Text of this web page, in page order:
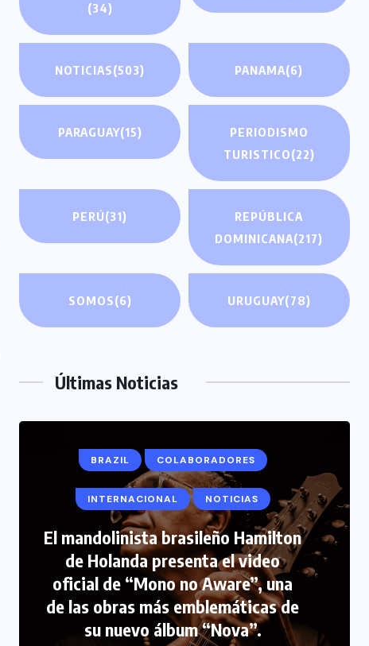
(34)
NOTICIAS(503) PANAMA(6)
PARAGUAY(15)
PERIODISMO
TURISTICO(22)
PERÚ(31)
REPÚBLICA
DOMINICANA(217)
SOMOS(6) URUGUAY(78)
Últimas Noticias
BRAZIL COLABORADORES
INTERNACIONAL NOTICIAS
El mandolinista brasileño Hamilton
de Holanda presenta el video
oficial de “Mono no Aware”, una
de las obras más emblemáticas de
su nuevo álbum “Nova”.
COLABORADORES INTERNACIONAL
NOTICIAS PERIODISMO TURISTICO
FIPETUR se solidariza con
Venezuela